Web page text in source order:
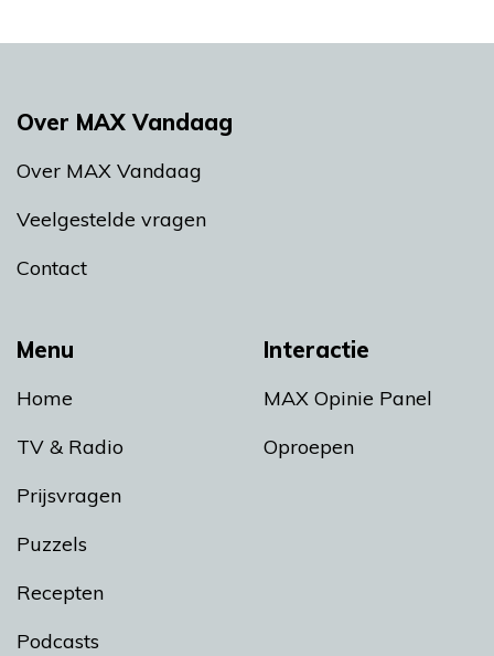
Menu
Home
TV & Radio
Prijsvragen
Puzzels
Recepten
Podcasts
Interactie
MAX Opinie Panel
Oproepen
Over MAX Vandaag
Over MAX Vandaag
Veelgestelde vragen
Contact